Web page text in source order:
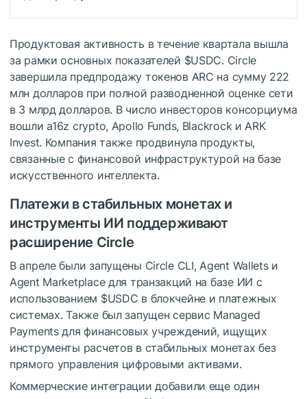
Продуктовая активность в течение квартала вышла
за рамки основных показателей $USDC. Circle
завершила предпродажу токенов ARC на сумму 222
млн долларов при полной разводненной оценке сети
в 3 млрд долларов. В число инвесторов консорциума
вошли a16z crypto, Apollo Funds, Blackrock и ARK
Invest. Компания также продвинула продукты,
связанные с финансовой инфраструктурой на базе
искусственного интеллекта.
Платежи в стабильных монетах и
инструменты ИИ поддерживают
расширение Circle
В апреле были запущены Circle CLI, Agent Wallets и
Agent Marketplace для транзакций на базе ИИ с
использованием $USDC в блокчейне и платежных
системах. Также был запущен сервис Managed
Payments для финансовых учреждений, ищущих
инструменты расчетов в стабильных монетах без
прямого управления цифровыми активами.
Коммерческие интеграции добавили еще один